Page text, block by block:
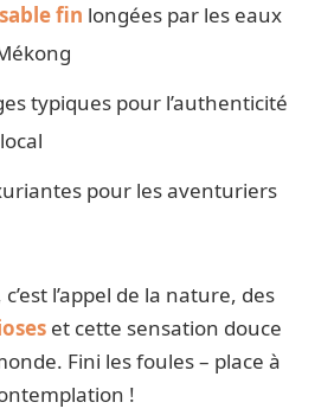
fin longées par les eaux
typiques pour l’authenticité
pour les aventuriers
l’appel de la nature, des
et cette sensation douce
Fini les foules – place à
!